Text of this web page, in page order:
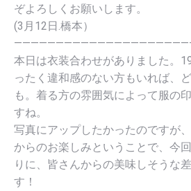
ぞよろしくお願いします。
(3月12日.橋本）
本日は衣装合わせがありました。
ったく違和感のない方もいれば、
も。 着る方の雰囲気によって服の
すね。
写真にアップしたかったのですが、
からのお楽しみということで、 今
りに、 皆さんからの美味しそうな
す！